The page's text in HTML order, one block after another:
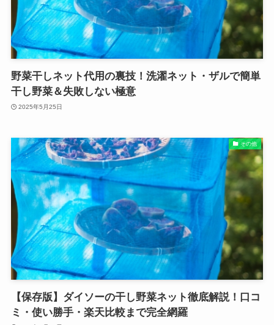
野菜干しネット代用の裏技！洗濯ネット・ザルで簡単
干し野菜＆失敗しない極意
2025年5月25日
その他
【保存版】ダイソーの干し野菜ネット徹底解説！口コ
ミ・使い勝手・楽天比較まで完全網羅